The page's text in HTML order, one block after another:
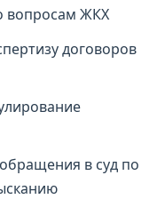
вопросам ЖКХ
договоров
в суд по